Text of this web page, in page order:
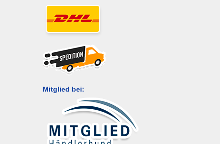
Mitglied bei: